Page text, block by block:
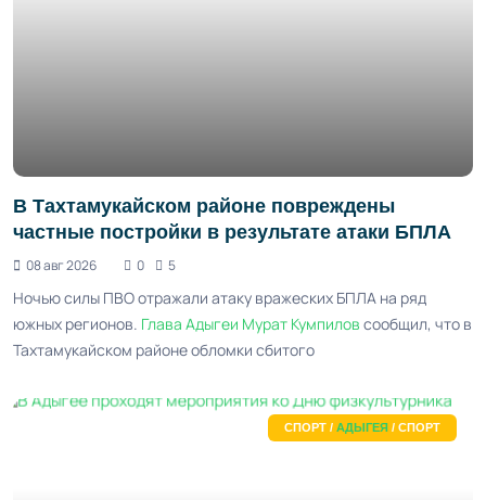
В Тахтамукайском районе повреждены
частные постройки в результате атаки БПЛА
08 авг 2026 0 5
Ночью силы ПВО отражали атаку вражеских БПЛА на ряд
южных регионов. Глава Адыгеи Мурат Кумпилов сообщил, что в
Тахтамукайском районе обломки сбитого
СПОРТ / АДЫГЕЯ / СПОРТ